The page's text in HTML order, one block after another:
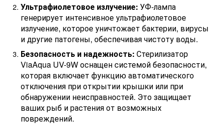
Ультрафиолетовое излучение: УФ-лампа
генерирует интенсивное ультрафиолетовое
излучение, которое уничтожает бактерии, вирусы
и другие патогены, обеспечивая чистоту воды.
Безопасность и надежность: Стерилизатор
ViaAqua UV-9W оснащен системой безопасности,
которая включает функцию автоматического
отключения при открытии крышки или при
обнаружении неисправностей. Это защищает
ваших рыб и растения от возможных
повреждений.